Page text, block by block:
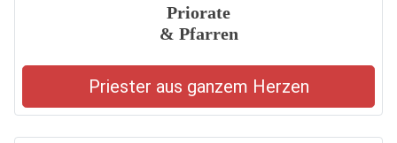
Priorate
& Pfarren
Priester aus ganzem Herzen